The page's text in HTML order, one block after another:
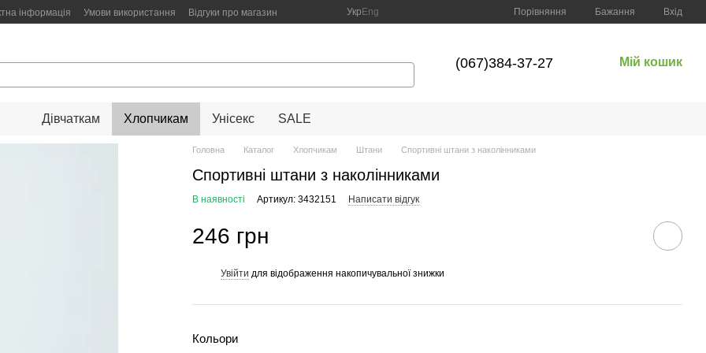
інформація Умови використання Відгуки про магазин Укр Eng Порівняння Бажання Вхід
(067)384-37-27 Мій кошик
Дівчаткам Хлопчикам Унісекс SALE
Головна Каталог Хлопчикам Штани Спортивні штани з наколінниками
Спортивні штани з наколінниками
В наявності Артикул: 3432151 Написати відгук
246 грн
Увійти для відображення накопичувальної знижки
Кольори